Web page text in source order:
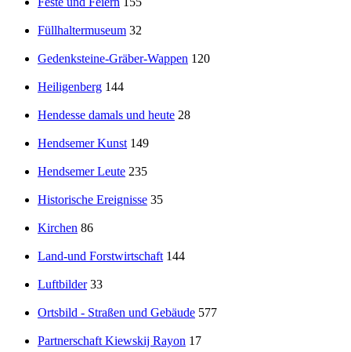
Füllhaltermuseum 32
Gedenksteine-Gräber-Wappen 120
Heiligenberg 144
Hendesse damals und heute 28
Hendsemer Kunst 149
Hendsemer Leute 235
Historische Ereignisse 35
Kirchen 86
Land-und Forstwirtschaft 144
Luftbilder 33
Ortsbild - Straßen und Gebäude 577
Partnerschaft Kiewskij Rayon 17